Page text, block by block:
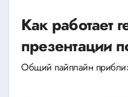
Как работает
презентации
Общий пайплайн